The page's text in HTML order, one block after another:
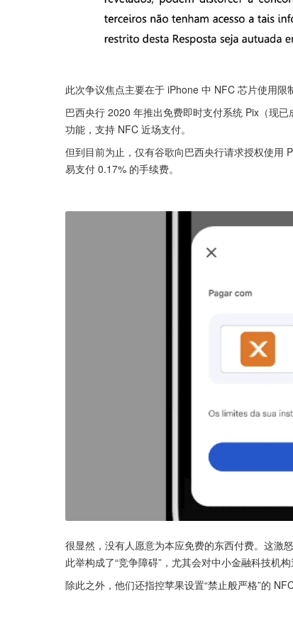
此次争议焦点主要在于 iPhone 中 NFC 芯片使用限
巴西央行 2020 年推出免费即时支付系统 Pix（现已
功能，支持 NFC 近场支付。
但到目前为止，仅有谷歌向巴西央行请求授权使用
易支付 0.17% 的手续费。
很显然，没有人愿意为本应免费的东西付费。这激
此举构成了“竞争障碍”，尤其会对中小金融科技机构
除此之外，他们还指控苹果设置“禁止般严格”的